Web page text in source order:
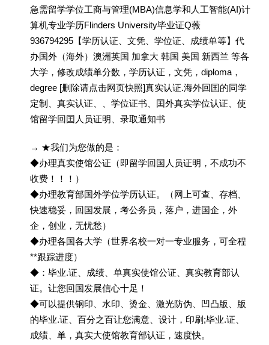
急需留学学位工商与管理(MBA)信息学和人工智能(AI)计
算机专业学历Flinders University毕业证Q薇
936794295【学历认证、文凭、学位证、成绩单等】代
办国外（海外）澳洲英国 加拿大 韩国 美国 新西兰 等各
大学，修改成绩单分数，学历认证，文凭，diploma，
degree [删除请点击网页快照]真实认证.海外回囯的同学
定制、真实认证、、学位证书、囯外真实学位认证、使
馆留学回囯人员证明、录取通知书
→ ★我们为您做的是：
◆办理真实使馆公证（即留学回国人员证明，不成功不
收费！！！）
◆办理教育部国外学位学历认证。（网上可查、存档、
快速稳妥，回国发展，考公务员，落户，进国企，外
企，创业，无忧愁）
◆办理各国各大学（世界名校一对一专业服务，可全程
**跟踪进度）
◆：毕业.证、成绩、单真实使馆公证、真实教育部认
证。让您回国发展信心十足！
◆可以提供钢印、水印、烫金、激光防伪、凹凸版、版
的毕业.证、百分之百让您满意、设计，印刷;毕业.证、
成绩、单，真实大使馆教育部认证，速度快。